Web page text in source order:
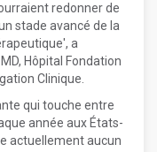
redonner de
stade avancé de la
a
Hôpital Fondation
Clinique.
qui touche entre
année aux États-
actuellement aucun